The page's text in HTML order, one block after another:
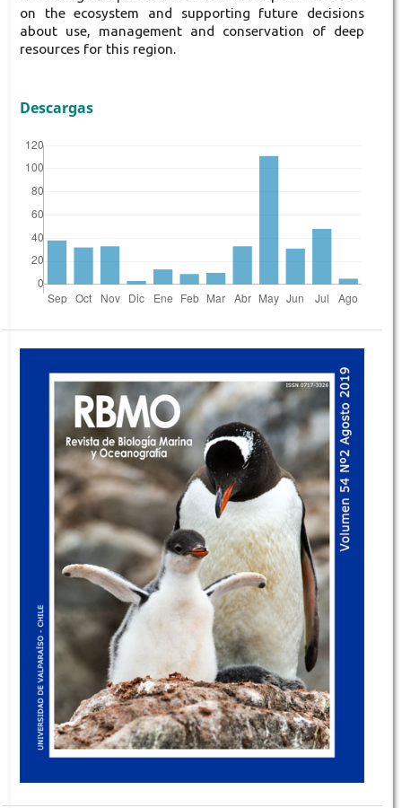
on the ecosystem and supporting future decisions
about use, management and conservation of deep
resources for this region.
Descargas